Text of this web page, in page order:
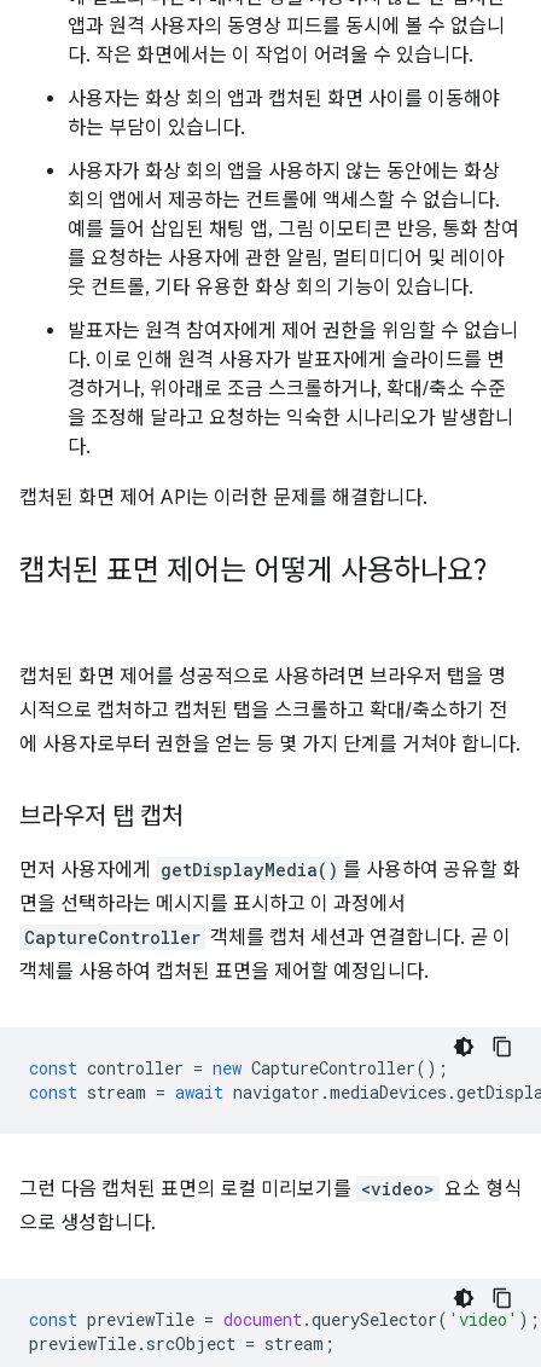
앱과 원격 사용자의 동영상 피드를 동시에 볼 수 없습니
다. 작은 화면에서는 이 작업이 어려울 수 있습니다.
사용자는 화상 회의 앱과 캡처된 화면 사이를 이동해야
하는 부담이 있습니다.
사용자가 화상 회의 앱을 사용하지 않는 동안에는 화상
회의 앱에서 제공하는 컨트롤에 액세스할 수 없습니다.
예를 들어 삽입된 채팅 앱, 그림 이모티콘 반응, 통화 참여
를 요청하는 사용자에 관한 알림, 멀티미디어 및 레이아
웃 컨트롤, 기타 유용한 화상 회의 기능이 있습니다.
발표자는 원격 참여자에게 제어 권한을 위임할 수 없습니
다. 이로 인해 원격 사용자가 발표자에게 슬라이드를 변
경하거나, 위아래로 조금 스크롤하거나, 확대/축소 수준
을 조정해 달라고 요청하는 익숙한 시나리오가 발생합니
다.
캡처된 화면 제어 API는 이러한 문제를 해결합니다.
캡처된 표면 제어는 어떻게 사용하나요?
캡처된 화면 제어를 성공적으로 사용하려면 브라우저 탭을 명
시적으로 캡처하고 캡처된 탭을 스크롤하고 확대/축소하기 전
에 사용자로부터 권한을 얻는 등 몇 가지 단계를 거쳐야 합니다.
브라우저 탭 캡처
먼저 사용자에게 getDisplayMedia() 를 사용하여 공유할 화
면을 선택하라는 메시지를 표시하고 이 과정에서
CaptureController 객체를 캡처 세션과 연결합니다. 곧 이
객체를 사용하여 캡처된 표면을 제어할 예정입니다.
const controller = new CaptureController();
const stream = await navigator .mediaDevices .
그런 다음 캡처된 표면의 로컬 미리보기를 <video> 요소 형식
으로 생성합니다.
const previewTile = document.querySelector( 'video' );
previewTile. srcObject = stream ;